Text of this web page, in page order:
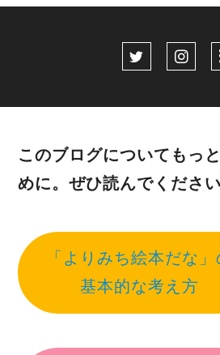
このブログについてもっ
めに。ぜひ読んでください
「よりみち絵本だな」
基本的な考え方